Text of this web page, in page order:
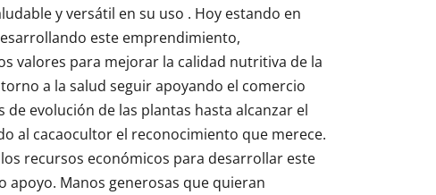
y versátil en su uso . Hoy estando en
este emprendimiento,
valores para mejorar la calidad nutritiva de la
a la salud seguir apoyando el comercio
de evolución de las plantas hasta alcanzar el
al cacaocultor el reconocimiento que merece.
recursos económicos para desarrollar este
apoyo. Manos generosas que quieran